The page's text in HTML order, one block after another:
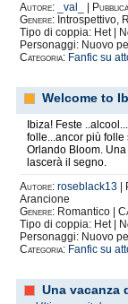
Autore:
_val_
Genere: Introspettivo,
Tipo di coppia: Het |
Personaggi: Nuovo
Categoria: Fanfic su
Welcome to
Ibiza! Feste
folle...ancor più folle
Orlando Bloom.
lascerà il segno.
Autore: roseblack13
Arancione
Genere: Romantico |
Tipo di coppia: Het |
Personaggi: Nuovo
Categoria: Fanfic su
Una vacanza